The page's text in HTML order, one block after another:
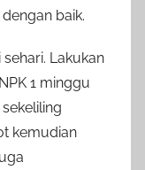
baik.
Lakukan
1 minggu
kemudian